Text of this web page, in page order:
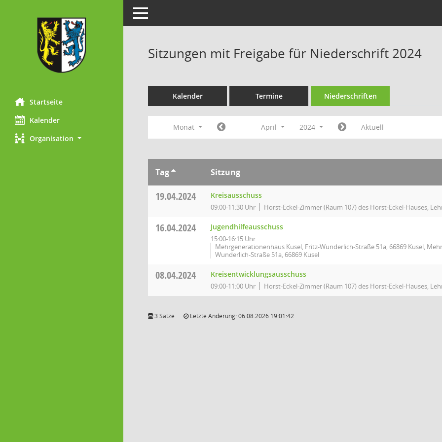
Startseite
Kalender
Organisation
Toggle navigation
Sitzungen mit Freigabe für Niederschrift 2024
Kalender Termine Niederschriften
Monat April 2024 Aktuell
Tag Sitzung
19.04.2024 Kreisausschuss
09:00-11:30 Uhr Horst-Eckel-Zimmer (Raum 107) des Horst-Eckel-Hauses,
16.04.2024 Jugendhilfeausschuss
15:00-16:15 Uhr
Mehrgenerationenhaus Kusel, Fritz-Wunderlich-Straße 51a, 66869 Kusel,
Wunderlich-Straße 51a, 66869 Kusel
08.04.2024 Kreisentwicklungsausschuss
09:00-11:00 Uhr Horst-Eckel-Zimmer (Raum 107) des Horst-Eckel-Hauses,
3 Sätze Letzte Änderung: 06.08.2026 19:01:42